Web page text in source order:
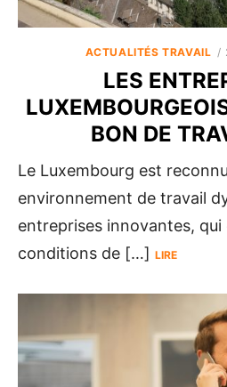
ACTUALITÉS TRAVAIL
LES
BON DE
Le Luxembourg est
environnement de travail
entreprises innovantes,
conditions de […] LIRE